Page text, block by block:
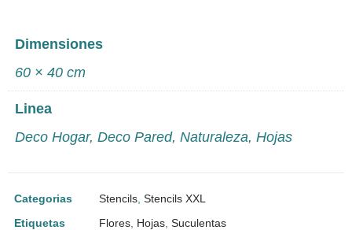
Dimensiones
60 × 40 cm
Linea
Deco Hogar, Deco Pared, Naturaleza, Hojas
Categorias Stencils Stencils XXL
Etiquetas
Flores Hojas Suculentas